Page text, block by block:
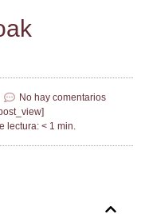
No hay comentarios
lectura: < 1 min.